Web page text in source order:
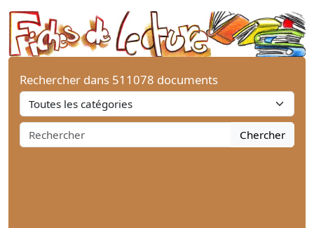
Rechercher dans 511078 documents
Chercher